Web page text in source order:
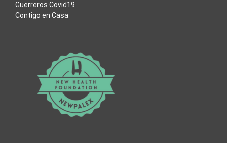
Guerreros Covid19
Contigo en Casa